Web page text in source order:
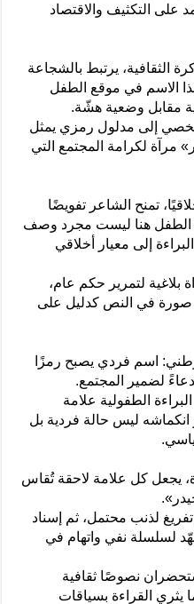
على التكثيف والاقتصاد
الثقافية، يرتبط بالشجاعة
الاسم في موقع الطفل
مقابل وضعية هشّة.
إلى مدلول رمزي يمثل
مرآة لكرامة المجتمع التي
تمنح الشاعر تفويضًا
الطفل هنا ليست مجرد وصف
إلى معيار أخلاقي
بلاغية لتمرير حكم عام،
صورة في النص كدليل على
اسم فردي يصبح رمزًا
لضمير المجتمع.
الطفولية علامة
ليس حالة فردية بل
يجعل كل علامة لاحقة تُقاس
لذنب محتمل، ثم إسناد
لسلسلة نفي واتهام في
نصوصًا ثقافية
يثري القراءة بسياقات